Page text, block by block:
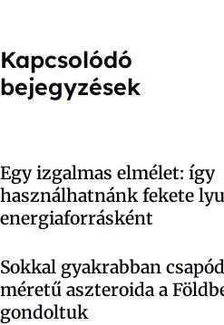
Kapcsolódó
bejegyzések
Egy izgalmas elmélet: így
használhatnánk fekete
energiaforrásként
Sokkal gyakrabban
méretű aszteroida a
gondoltuk